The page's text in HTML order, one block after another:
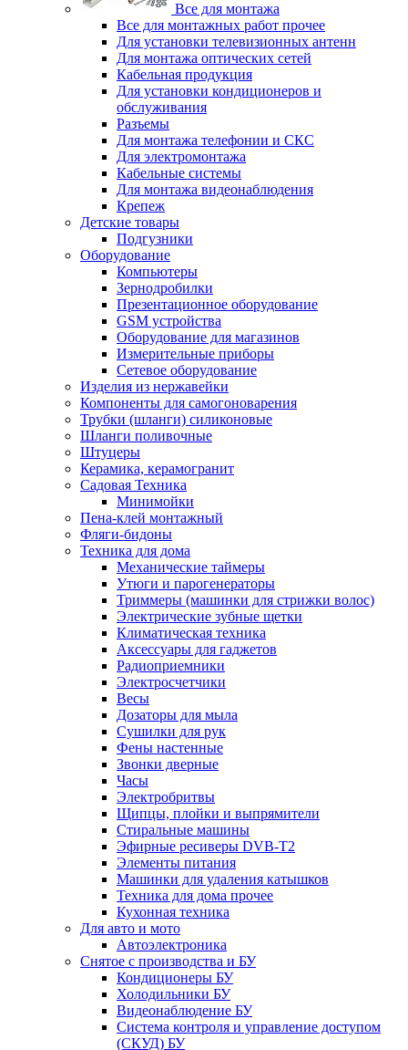
Все для монтажа
Все для монтажных работ прочее
Для установки телевизионных антенн
Для монтажа оптических сетей
Кабельная продукция
Для установки кондиционеров и
обслуживания
Разъемы
Для монтажа телефонии и СКС
Для электромонтажа
Кабельные системы
Для монтажа видеонаблюдения
Крепеж
Детские товары
Подгузники
Оборудование
Компьютеры
Зернодробилки
Презентационное оборудование
GSM устройства
Оборудование для магазинов
Измерительные приборы
Сетевое оборудование
Изделия из нержавейки
Компоненты для самогоноварения
Трубки (шланги) силиконовые
Шланги поливочные
Штуцеры
Керамика, керамогранит
Садовая Техника
Минимойки
Пена-клей монтажный
Фляги-бидоны
Техника для дома
Механические таймеры
Утюги и парогенераторы
Триммеры (машинки для стрижки волос)
Электрические зубные щетки
Климатическая техника
Аксессуары для гаджетов
Радиоприемники
Электросчетчики
Весы
Дозаторы для мыла
Сушилки для рук
Фены настенные
Звонки дверные
Часы
Электробритвы
Щипцы, плойки и выпрямители
Стиральные машины
Эфирные ресиверы DVB-T2
Элементы питания
Машинки для удаления катышков
Техника для дома прочее
Кухонная техника
Для авто и мото
Автоэлектроника
Снятое с производства и БУ
Кондиционеры БУ
Холодильники БУ
Видеонаблюдение БУ
Система контроля и управление доступом
(СКУД) БУ